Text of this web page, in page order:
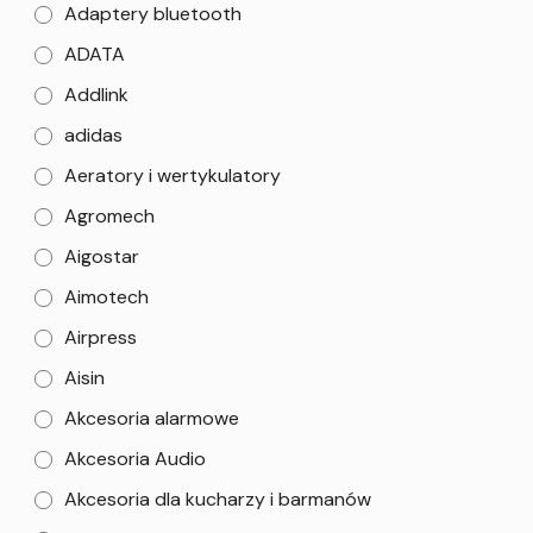
Adaptery bluetooth
ADATA
Addlink
adidas
Aeratory i wertykulatory
Agromech
Aigostar
Aimotech
Airpress
Aisin
Akcesoria alarmowe
Akcesoria Audio
Akcesoria dla kucharzy i barmanów